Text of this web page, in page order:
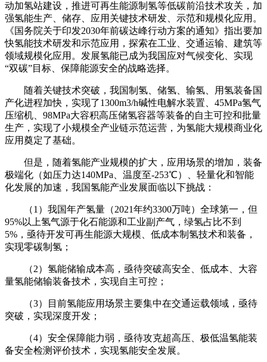
动加氢站建设，推进可再生能源制氢等低碳前沿技术攻关，加
强氢能生产、储存、应用关键技术研发、示范和规模化应用。
《国务院关于印发2030年前碳达峰行动方案的通知》指出要加
快氢能技术研发和示范应用，探索在工业、交通运输、建筑等
领域规模化应用。发展氢能已成为我国应对气候变化、实现
“双碳”目标、保障能源安全的战略选择。
随着关键技术突破，我国制氢、储氢、输氢、用氢装备国
产化进程加快，实现了1300m3/h碱性电解水装置、45MPa氢气
压缩机、98MPa大容积高压储氢容器等装备的自主可控和批量
生产，实现了小规模全产业链示范运营，为氢能大规模商业化
应用奠定了基础。
但是，随着氢能产业规模的扩大，应用场景的增加，装备
极端化（如压力达140MPa、温度至-253℃）、轻量化和智能
化发展的加速，我国氢能产业发展面临以下挑战：
（1）我国年产氢量（2021年约3300万吨）全球第一，但
95%以上氢气源于化石能源和工业副产气，绿氢占比不到
5%，亟待开发可再生能源大规模、低成本制氢技术和装备，
实现零碳制氢；
（2）氢能储输成本高，亟待突破高安全、低成本、大容
量氢能储输装备技术，实现自主可控；
（3）目前氢能应用场景主要集中在交通运载领域，亟待
突破，实现深度开发；
（4）安全保障能力弱，亟待攻克超高压、极低温氢能装
备安全检测评价技术，实现氢能安全发展。